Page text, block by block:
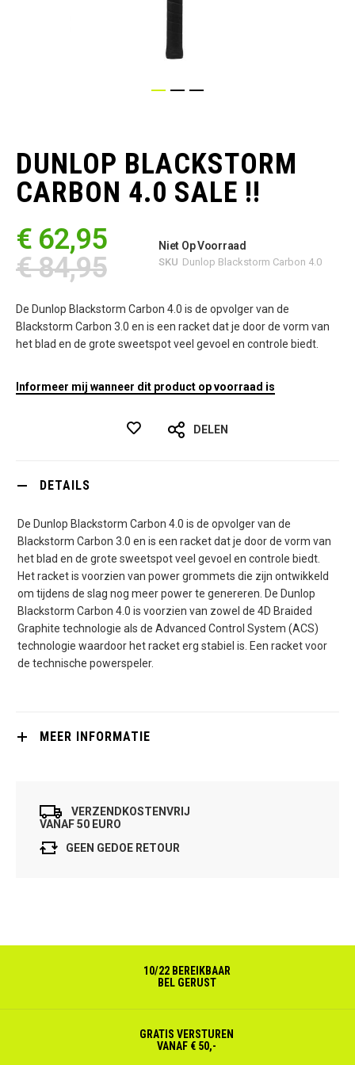
begin
van
de
afbeeldingen-
DUNLOP BLACKSTORM
CARBON 4.0 SALE !!
€ 62,95
€ 84,95
Niet Op Voorraad
SKU Dunlop Blackstorm Carbon 4.0
De Dunlop Blackstorm Carbon 4.0 is de opvolger van de
Blackstorm Carbon 3.0 en is een racket dat je door de vorm van
het blad en de grote sweetspot veel gevoel en controle biedt.
Informeer mij wanneer dit product op voorraad is
DELEN
DETAILS
De Dunlop Blackstorm Carbon 4.0 is de opvolger van de
Blackstorm Carbon 3.0 en is een racket dat je door de vorm van
het blad en de grote sweetspot veel gevoel en controle biedt.
Het racket is voorzien van power grommets die zijn ontwikkeld
om tijdens de slag nog meer power te genereren. De Dunlop
Blackstorm Carbon 4.0 is voorzien van zowel de 4D Braided
Graphite technologie als de Advanced Control System (ACS)
technologie waardoor het racket erg stabiel is. Een racket voor
de technische powerspeler.
MEER INFORMATIE
VERZENDKOSTENVRIJ
VANAF 50 EURO
GEEN GEDOE RETOUR
10/22 BEREIKBAAR
BEL GERUST
GRATIS VERSTUREN
VANAF € 50,-